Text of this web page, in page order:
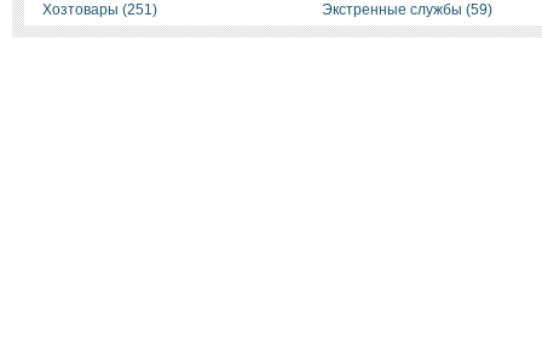
Хозтовары (251)
Экстренные службы (59)